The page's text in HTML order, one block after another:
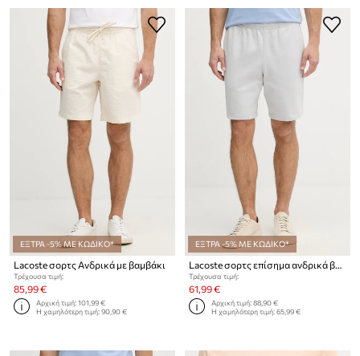
ΕΞΤΡΑ -5% ΜΕ ΚΩΔΙΚΟ*
Lacoste σορτς Ανδρικά με βαμβάκι
Τρέχουσα τιμή:
85,99 €
Αρχική τιμή:101,99 €
Η χαμηλότερη τιμή:90,90 €
ΕΞΤΡΑ -5% ΜΕ ΚΩΔΙΚΟ*
Lacoste σορτς επίσημα ανδρικά βαμβακερά
Τρέχουσα τιμή:
61,99 €
Αρχική τιμή:88,90 €
Η χαμηλότερη τιμή:65,99 €